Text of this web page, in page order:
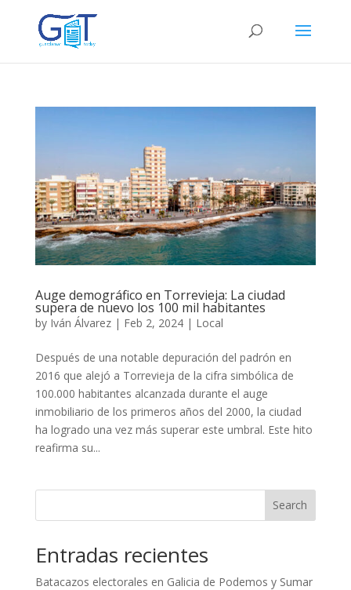
Auge demográfico en Torrevieja: La ciudad
supera de nuevo los 100 mil habitantes
by Iván Álvarez| Feb 2, 2024| Local
Después de una notable depuración del padrón en
2016 que alejó a Torrevieja de la cifra simbólica de
100.000 habitantes alcanzada durante el auge
inmobiliario de los primeros años del 2000, la ciudad
ha logrado una vez más superar este umbral. Este hito
reafirma su...
Search
Entradas recientes
Batacazos electorales en Galicia de Podemos y Sumar